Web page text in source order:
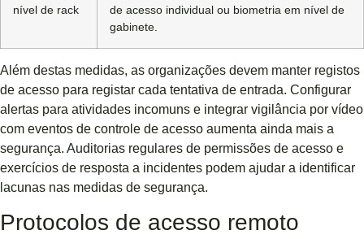
nível de rack
de acesso individual ou biometria em nível de
gabinete.
Além destas medidas, as organizações devem manter registos
de acesso para registar cada tentativa de entrada. Configurar
alertas para atividades incomuns e integrar vigilância por vídeo
com eventos de controle de acesso aumenta ainda mais a
segurança. Auditorias regulares de permissões de acesso e
exercícios de resposta a incidentes podem ajudar a identificar
lacunas nas medidas de segurança.
Protocolos de acesso remoto